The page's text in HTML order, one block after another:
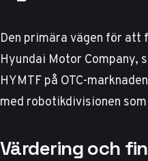
Den primära vägen för att
Hyundai Motor Company,
HYMTF på OTC-
med robotikdivisionen
Värdering och